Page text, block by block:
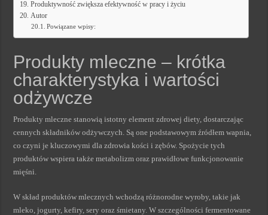
Produktywność zwiększa efektywność w pracy i życiu
Autor
Powiązane wpisy:
Produkty mleczne – krótka
charakterystyka i wartości
odżywcze
Produkty mleczne stanowią istotny element zdrowej diety, dostarczając
cennych składników odżywczych. Są one podstawowym źródłem wapnia,
co czyni je kluczowymi dla zdrowia kości i zębów. Spożycie tych
produktów wspiera także metabolizm oraz prawidłowe funkcjonowanie
mięśni.
W skład produktów mlecznych wchodzą różnorodne wyroby, takie jak
mleko, jogurty, kefiry, sery oraz śmietany. W szczególności fermentowane